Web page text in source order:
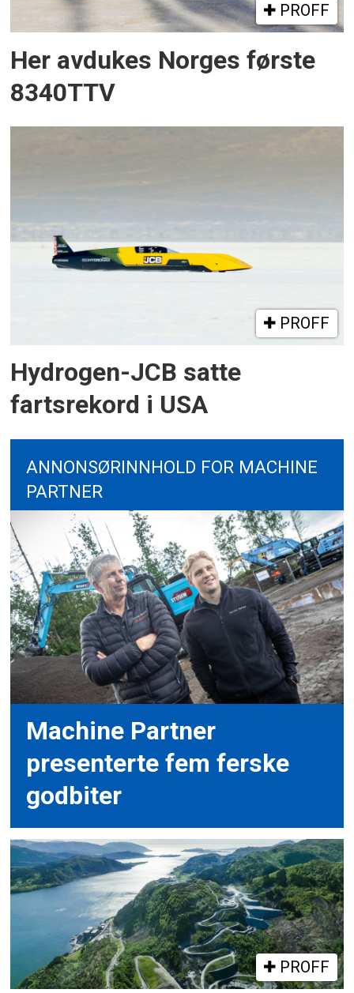
PROFF
Her avdukes Norges første
8340TTV
PROFF
Hydrogen-JCB satte
fartsrekord i USA
ANNONSØRINNHOLD FOR MACHINE
PARTNER
Machine Partner
presenterte fem ferske
godbiter
PROFF